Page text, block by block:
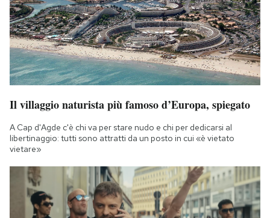
Il villaggio naturista più famoso d’Europa, spiegato
A Cap d'Agde c'è chi va per stare nudo e chi per dedicarsi al
libertinaggio: tutti sono attratti da un posto in cui «è vietato
vietare»